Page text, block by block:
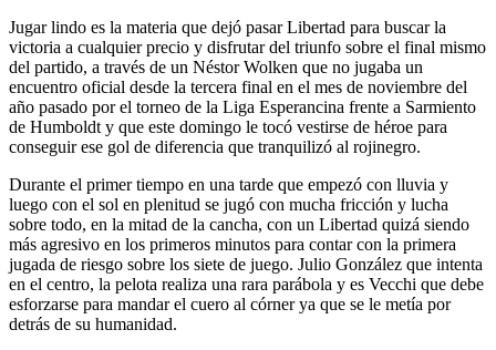
Jugar lindo es la materia que dejó pasar Libertad para buscar la
victoria a cualquier precio y disfrutar del triunfo sobre el final mismo
del partido, a través de un Néstor Wolken que no jugaba un
encuentro oficial desde la tercera final en el mes de noviembre del
año pasado por el torneo de la Liga Esperancina frente a Sarmiento
de Humboldt y que este domingo le tocó vestirse de héroe para
conseguir ese gol de diferencia que tranquilizó al rojinegro.
Durante el primer tiempo en una tarde que empezó con lluvia y
luego con el sol en plenitud se jugó con mucha fricción y lucha
sobre todo, en la mitad de la cancha, con un Libertad quizá siendo
más agresivo en los primeros minutos para contar con la primera
jugada de riesgo sobre los siete de juego. Julio González que intenta
en el centro, la pelota realiza una rara parábola y es Vecchi que debe
esforzarse para mandar el cuero al córner ya que se le metía por
detrás de su humanidad.